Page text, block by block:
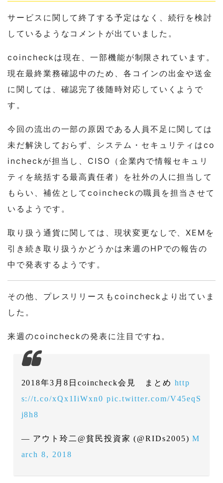
サービスに関して終了する予定はなく、続行を検討
しているようなコメントが出ていました。
coincheckは現在、一部機能が制限されています。
現在最終業務確認中のため、各コインの出金や送金
に関しては、確認完了後随時対応していくようで
す。
今回の流出の一部の原因である人員不足に関しては
未だ解決しておらず、システム・セキュリティはco
incheckが担当し、CISO（企業内で情報セキュリ
ティを統括する最高責任者）を社外の人に担当して
もらい、補佐としてcoincheckの職員を担当させて
いるようです。
取り扱う通貨に関しては、現状変更なしで、XEMを
引き続き取り扱うかどうかは来週のHPでの報告の
中で発表するようです。
その他、プレスリリースもcoincheckより出ていま
した。
来週のcoincheckの発表に注目ですね。
2018年3月8日coincheck会見 まとめ http
s://t.co/xQx1IiWxn0 pic.twitter.com/V45eqS
j8h8
— アウト玲二@貧民投資家 (@RIDs2005)M
arch 8, 2018